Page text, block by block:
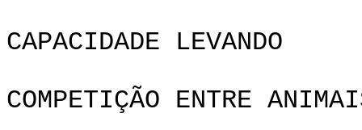
CAPACIDADE LEVANDO
COMPETIÇÃO ENTRE